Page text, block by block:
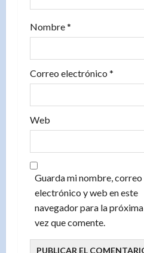
d
a
s
Nombre*
Correo electrónico *
Web
Guarda mi nombre, correo
electrónico y web en este
navegador para la próxima
vez que comente.